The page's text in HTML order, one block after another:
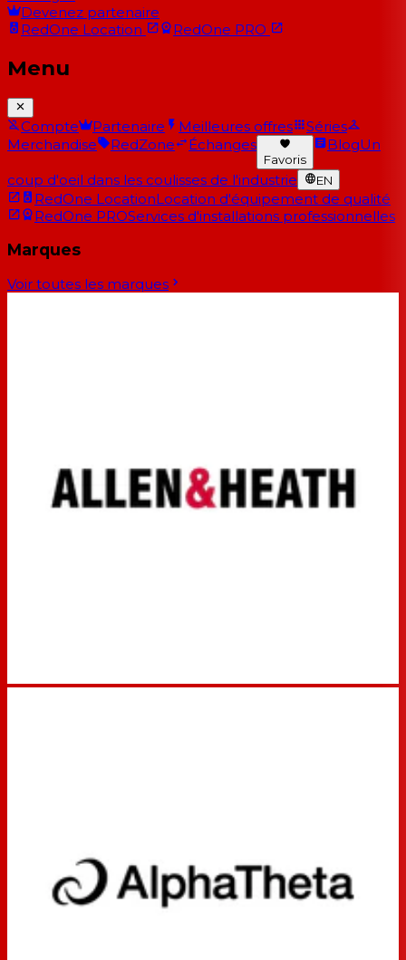
Devenez partenaire
RedOne Location RedOne PRO
Menu
Compte Partenaire Meilleures offres
Séries
Merchandise
RedZone Échanges
Favoris
BlogUn
coup d'oeil dans les coulisses de l'industrie EN
RedOne LocationLocation d'équipement de qualité
RedOne PROServices d'installations professionnelles
Marques
Voir toutes les marques